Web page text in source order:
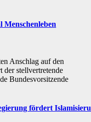
Menschenleben
Anschlag auf den
der stellvertretende
Bundesvorsitzende
fördert